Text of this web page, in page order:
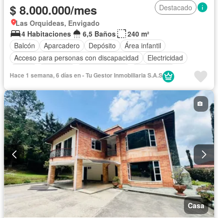
$ 8.000.000/mes
Destacado
Las Orquideas, Envigado
4 Habitaciones
6,5 Baños
240 m²
Balcón
Aparcadero Depósito
Área infantil
Acceso para personas con discapacidad
Electricidad
Gas natural
Cuarto de servicio
Agua
Hace 1 semana, 6 días en - Tu Gestor Inmobiliaria S.A.S
Casa